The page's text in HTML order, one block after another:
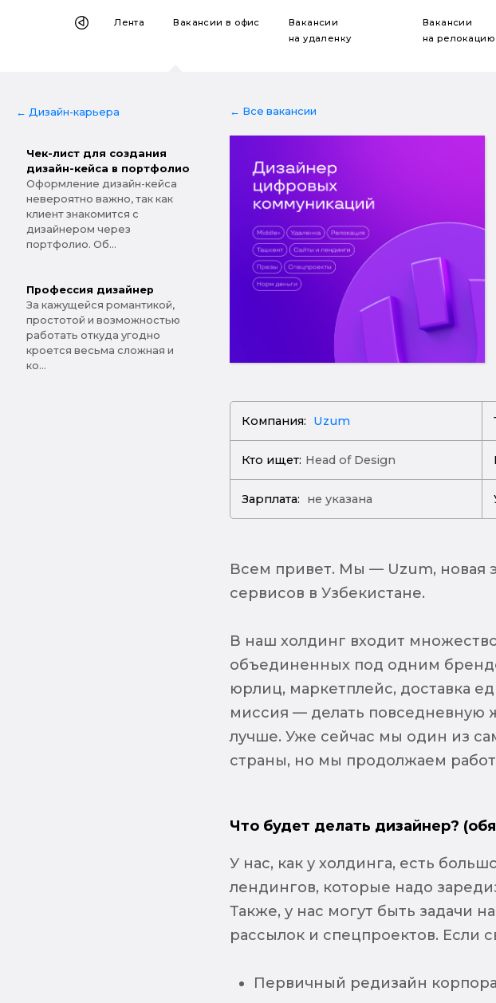
Лента Вакансиив офис
Вакансии
на удаленку
Вакансии
на релокацию
← Дизайн-карьера
Чек-лист для создания
дизайн-кейса в портфолио
Оформление дизайн-кейса
невероятно важно, так как
клиент знакомится с
дизайнером через
портфолио. Об...
Профессия дизайнер
За кажущейся романтикой,
простотой и возможностью
работать откуда угодно
кроется весьма сложная и
ко...
← Все вакансии
Компания: Uzum
Кто ищет: Head of Design
Зарплата: не указана
Всем привет. Мы — Uzum, новая
сервисов в Узбекистане.
В наш холдинг входит
объединенных под одним
юрлиц, маркетплейс, доставка
миссия — делать повседневную
лучше. Уже сейчас мы один из
страны, но мы продолжаем
Что будет делать дизайнер?
У нас, как у холдинга, есть
лендингов, которые надо
Также, у нас могут быть задачи
рассылок и спецпроектов. Если
Первичный редизайн